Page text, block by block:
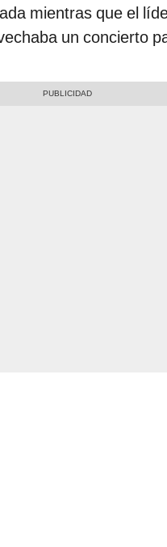
mientras que el
un concierto